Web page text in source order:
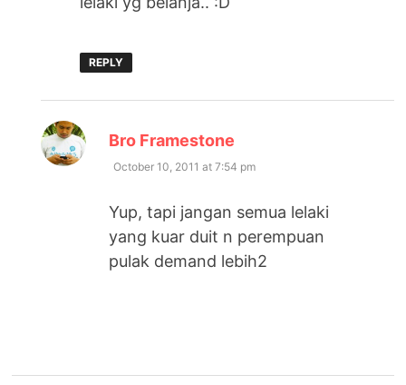
REPLY
Bro Framestone
October 10, 2011 at 7:54 pm
Yup, tapi jangan semua lelaki
yang kuar duit n perempuan
pulak demand lebih2